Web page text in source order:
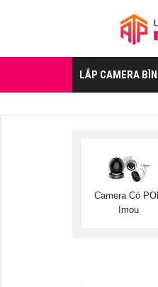
LẮP CAMERA
Camera Có
Imou